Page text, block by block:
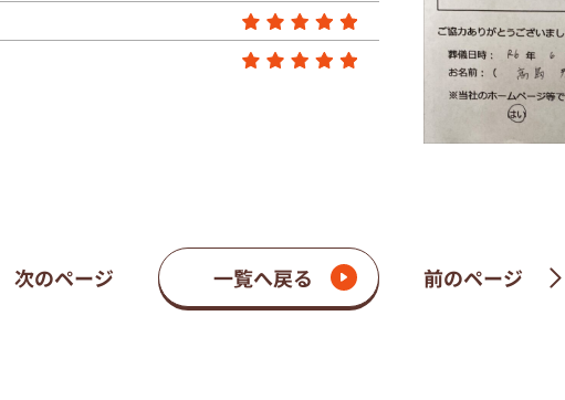
次のページ 一覧へ戻る 前のページ